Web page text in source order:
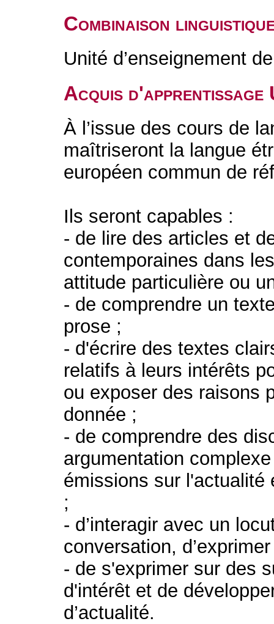
Combinaison
Unité d’enseignement
Acquis d'apprentissage
À l’issue des cours de
maîtriseront la langue
européen commun de
Ils seront capables :
- de lire des articles et
contemporaines dans
attitude particulière ou
- de comprendre un
prose ;
- d'écrire des textes
relatifs à leurs intérêts
ou exposer des raisons
donnée ;
- de comprendre des
argumentation
émissions sur l'actualité
;
- d’interagir avec un
conversation,
- de s'exprimer sur des
d'intérêt et de
d’actualité.